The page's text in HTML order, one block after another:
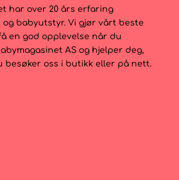
har over 20 års erfaring
babyutstyr. Vi gjør vårt beste
en god opplevelse når du
AS og hjelper deg,
besøker oss i butikk eller på nett.